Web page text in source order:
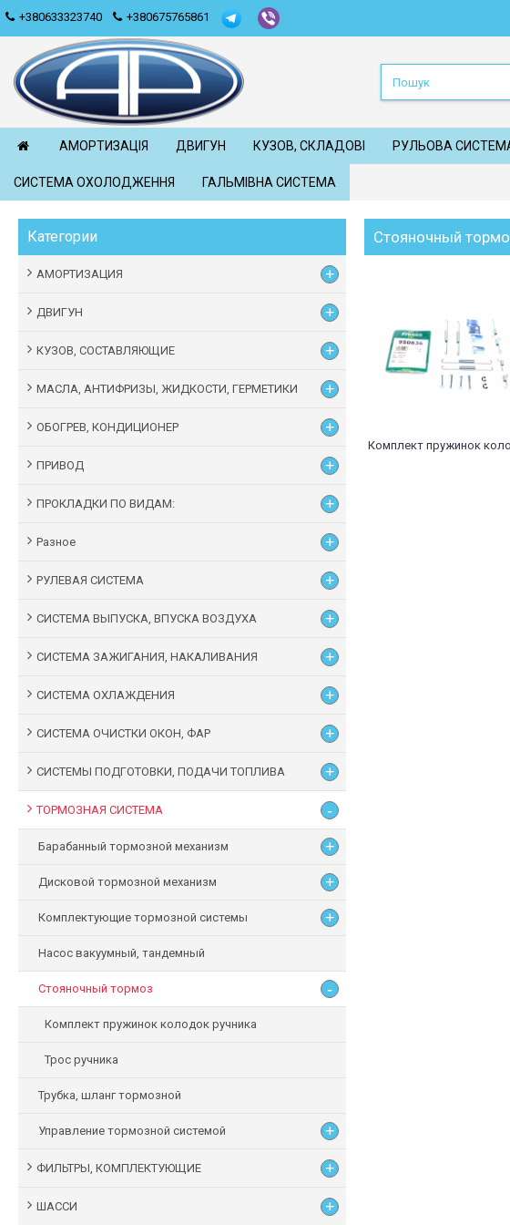
+380633323740 +380675765861
АМОРТИЗАЦIЯ ДВИГУН КУЗОВ, СКЛАДОВІ РУЛЬОВА
СИСТЕМА ОХОЛОДЖЕННЯ ГАЛЬМІВНА СИСТЕМА
Головна ТОРМОЗНАЯ СИСТЕМА Стояночный тормоз
Категории
АМОРТИЗАЦИЯ +
ДВИГУН +
КУЗОВ, СОСТАВЛЯЮЩИЕ +
МАСЛА, АНТИФРИЗЫ, ЖИДКОСТИ, ГЕРМЕТИКИ +
ОБОГРЕВ, КОНДИЦИОНЕР +
ПРИВОД +
ПРОКЛАДКИ ПО ВИДАМ: +
Разное +
РУЛЕВАЯ СИСТЕМА +
СИСТЕМА ВЫПУСКА, ВПУСКА ВОЗДУХА +
СИСТЕМА ЗАЖИГАНИЯ, НАКАЛИВАНИЯ +
СИСТЕМА ОХЛАЖДЕНИЯ +
СИСТЕМА ОЧИСТКИ ОКОН, ФАР +
СИСТЕМЫ ПОДГОТОВКИ, ПОДАЧИ ТОПЛИВА +
ТОРМОЗНАЯ СИСТЕМА -
Барабанный тормозной механизм +
Дисковой тормозной механизм +
Комплектующие тормозной системы +
Насос вакуумный, тандемный
Стояночный тормоз -
Комплект пружинок колодок ручника
Трос ручника
Трубка, шланг тормозной
Управление тормозной системой +
ФИЛЬТРЫ, КОМПЛЕКТУЮЩИЕ +
ШАССИ +
Стояночный